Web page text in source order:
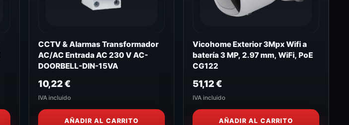
CCTV & Alarmas Transformador
AC/AC Entrada AC 230 V AC-
DOORBELL-DIN-15VA
10,22€
IVA incluido
AÑADIR AL CARRITO
Vicohome Exterior 3Mpx Wifi a
batería 3 MP, 2.97 mm, WiFi, PoE
CG122
51,12€
IVA incluido
AÑADIR AL CARRITO